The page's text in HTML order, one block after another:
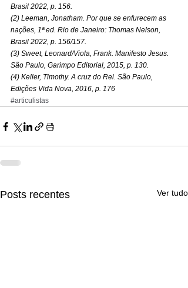
Brasil 2022, p. 156.
(2) Leeman, Jonatham. Por que se enfurecem as
nações, 1ª ed. Rio de Janeiro: Thomas Nelson,
Brasil 2022, p. 156/157.
(3) Sweet, Leonard/Viola, Frank. Manifesto Jesus.
São Paulo, Garimpo Editorial, 2015, p. 130.
(4) Keller, Timothy. A cruz do Rei. São Paulo,
Edições Vida Nova, 2016, p. 176
#articulistas
Posts recentes Ver tudo